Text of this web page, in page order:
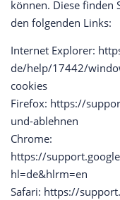
können. Diese finden
den folgenden Links:
Internet Explorer:
de/help/17442/
cookies
Firefox: https://
und-ablehnen
Chrome:
https://
hl=de&hlrm=en
Safari: https://